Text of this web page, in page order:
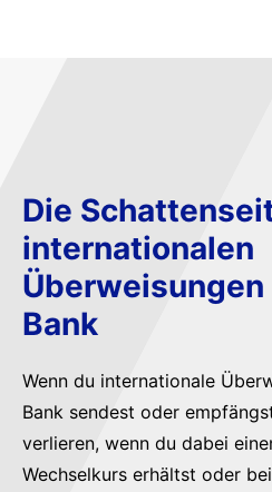
Die
internationalen
Bank
Wenn du internationale
Bank sendest oder
verlieren, wenn du dabei
Wechselkurs erhältst oder